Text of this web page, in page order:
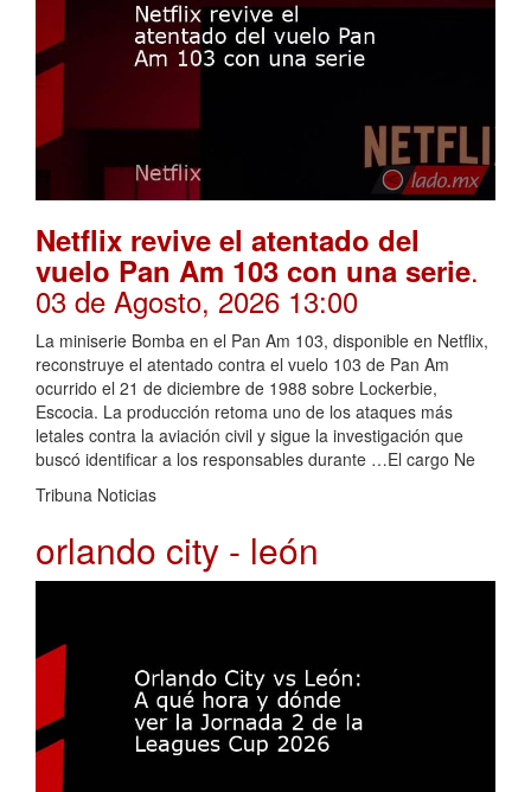
Netflix revive el atentado del
vuelo Pan Am 103 con una serie.
03 de Agosto, 2026 13:00
La miniserie Bomba en el Pan Am 103, disponible en Netflix,
reconstruye el atentado contra el vuelo 103 de Pan Am
ocurrido el 21 de diciembre de 1988 sobre Lockerbie,
Escocia. La producción retoma uno de los ataques más
letales contra la aviación civil y sigue la investigación que
buscó identificar a los responsables durante …El cargo Ne
Tribuna Noticias
orlando city - león